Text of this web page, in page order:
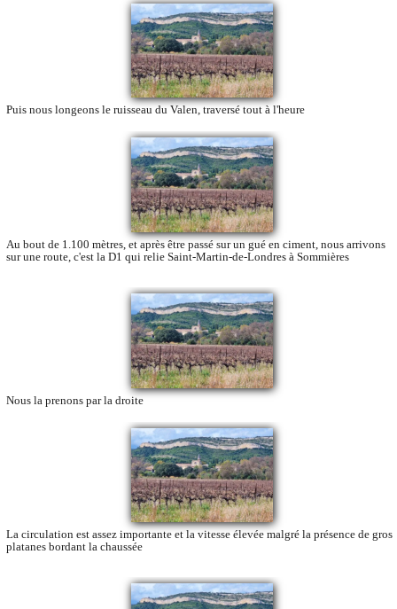
Puis nous longeons le ruisseau du Valen, traversé tout à l'heure
Au bout de 1.100 mètres, et après être passé sur un gué en ciment, nous arrivons
sur une route, c'est la D1 qui relie Saint-Martin-de-Londres à Sommières
Nous la prenons par la droite
La circulation est assez importante et la vitesse élevée malgré la présence de gros
platanes bordant la chaussée